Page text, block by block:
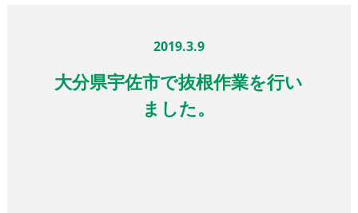
2019.3.9
大分県宇佐市で抜根作業を行い
ました。